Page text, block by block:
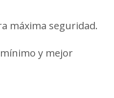
máxima seguridad.
y mejor